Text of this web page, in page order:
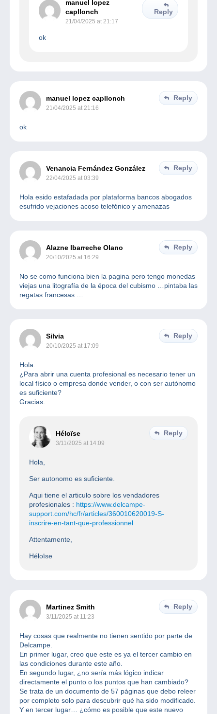
manuel lopez
capllonch
21/04/2025 at 21:17
Reply
ok
manuel lopez capllonch
21/04/2025 at 21:16
Reply
ok
Venancia Fernández González
22/04/2025 at 03:39
Reply
Hola esido estafadada por plataforma bancos abogados
esufrido vejaciones acoso telefónico y amenazas
Alazne Ibarreche Olano
20/10/2025 at 16:29
Reply
No se como funciona bien la pagina pero tengo monedas
viejas una litografía de la época del cubismo …pintaba las
regatas francesas …
Silvia
20/10/2025 at 17:09
Reply
Hola.
¿Para abrir una cuenta profesional es necesario tener un
local físico o empresa donde vender, o con ser autónomo
es suficiente?
Gracias.
Héloïse
3/11/2025 at 14:09
Reply
Hola,
Ser autonomo es suficiente.
Aqui tiene el articulo sobre los vendadores
profesionales : https://www.delcampe-
support.com/hc/fr/articles/360010620019-S-
inscrire-en-tant-que-professionnel
Attentamente,
Héloïse
Martinez Smith
3/11/2025 at 11:23
Reply
Hay cosas que realmente no tienen sentido por parte de
Delcampe.
En primer lugar, creo que este es ya el tercer cambio en
las condiciones durante este año.
En segundo lugar, ¿no sería más lógico indicar
directamente el punto o los puntos que han cambiado?
Se trata de un documento de 57 páginas que debo releer
por completo solo para descubrir qué ha sido modificado.
Y en tercer lugar… ¿cómo es posible que este nuevo